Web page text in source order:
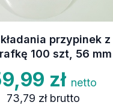
przypinek
100 szt, 56 mm
zł netto
73,79 zł brutto